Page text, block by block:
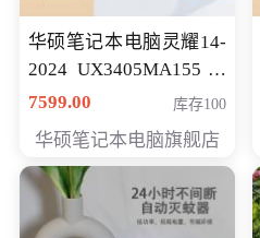
华硕笔记本电脑灵耀14-
2024 UX3405MA155冰
川银 oled 智慧轻薄本 会
7599.00 库存100
华硕笔记本电脑旗舰店